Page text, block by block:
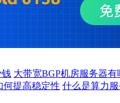
钱 大带宽BGP机房服务器有
何提高稳定性 什么是算力